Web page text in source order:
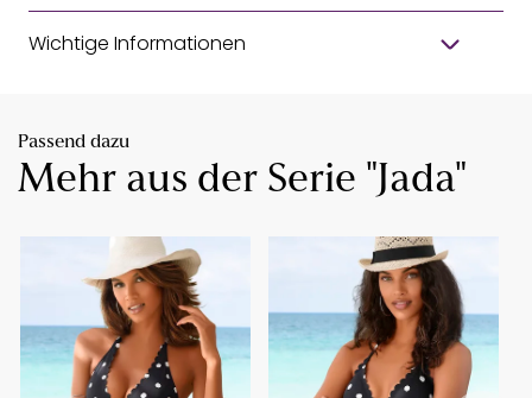
Wichtige Informationen
Passend dazu
Mehr aus der Serie "Jada"